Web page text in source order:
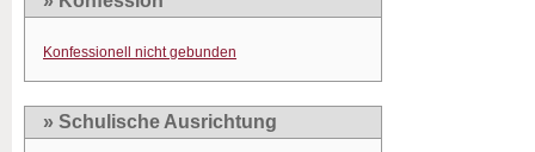
Konfessionell nicht gebunden
» Schulische Ausrichtung